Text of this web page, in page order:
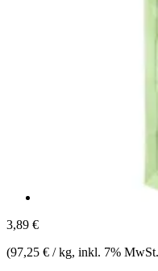
3,89 €
(97,25 € / kg, inkl. 7% MwSt.